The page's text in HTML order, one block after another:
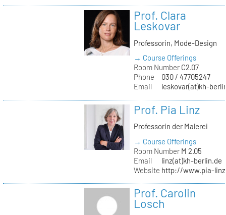
Prof. Clara
Leskovar
Professorin, Mode-Design
→ Course Offerings
Room NumberC2.07
Phone
030 / 47705247
Email
leskovar(at)kh-
Prof. Pia Linz
Professorin der Malerei
→ Course Offerings
Room NumberM 2.05
Email
linz(at)kh-berlin.de
Website http://www.pia-
Prof. Carolin
Losch